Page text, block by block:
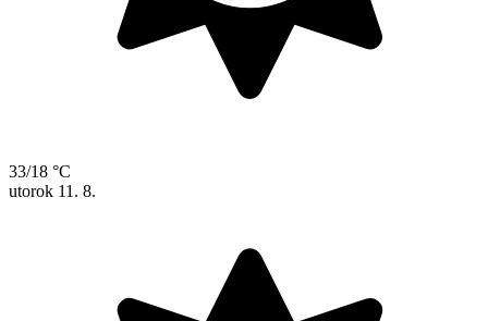
33/18 °C
utorok 11. 8.